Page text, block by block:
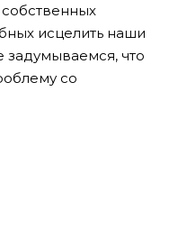
исцелить наши
задумываемся, что
со